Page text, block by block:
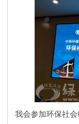
我会参加环保社